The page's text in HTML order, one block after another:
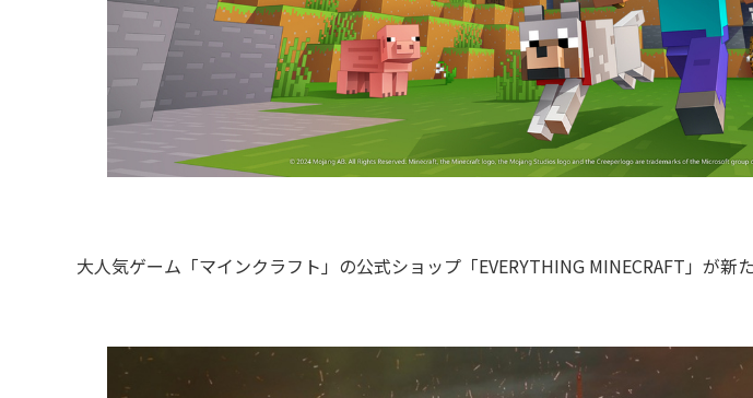
大人気ゲーム「マインクラフト」の公式ショップ「EVERYTHING MINECRAFT」が新た